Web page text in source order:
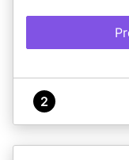
A propos de
13h30 à 17h et
2